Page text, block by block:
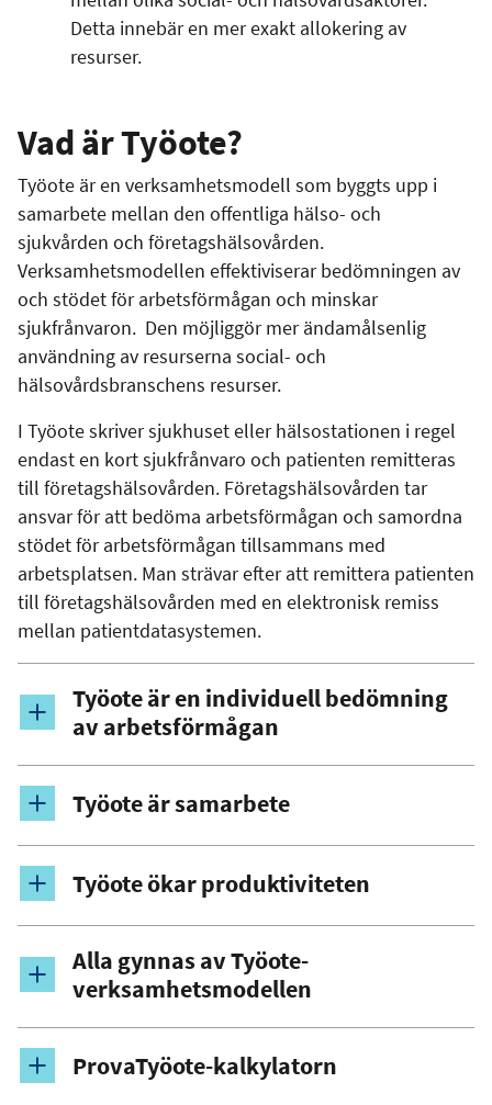
Detta innebär en mer exakt allokering av
resurser.
Vad är Työote?
Työote är en verksamhetsmodell som byggts upp i
samarbete mellan den offentliga hälso- och
sjukvården och företagshälsovården.
Verksamhetsmodellen effektiviserar bedömningen av
och stödet för arbetsförmågan och minskar
sjukfrånvaron. Den möjliggör mer ändamålsenlig
användning av resurserna social- och
hälsovårdsbranschens resurser.
I Työote skriver sjukhuset eller hälsostationen i regel
endast en kort sjukfrånvaro och patienten remitteras
till företagshälsovården. Företagshälsovården tar
ansvar för att bedöma arbetsförmågan och samordna
stödet för arbetsförmågan tillsammans med
arbetsplatsen. Man strävar efter att remittera patienten
till företagshälsovården med en elektronisk remiss
mellan patientdatasystemen.
Työote är en individuell bedömning
av arbetsförmågan
Työote är samarbete
Työote ökar produktiviteten
Alla gynnas av Työote-
verksamhetsmodellen
ProvaTyöote-kalkylatorn